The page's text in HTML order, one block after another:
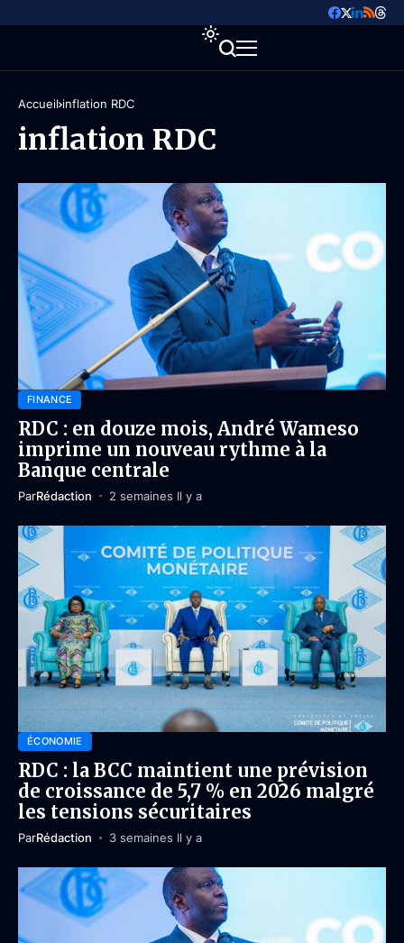
Accueil inflation RDC
inflation RDC
FINANCE
RDC : en douze mois, André Wameso
imprime un nouveau rythme à la
Banque centrale
ParRédaction 2 semaines Il y a
ÉCONOMIE
RDC : la BCC maintient une prévision
de croissance de 5,7 % en 2026 malgré
les tensions sécuritaires
ParRédaction 3 semaines Il y a